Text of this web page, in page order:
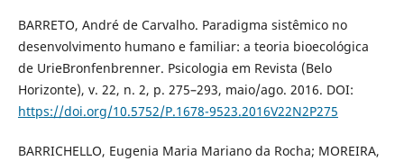
BARRETO, André de Carvalho. Paradigma sistêmico no
desenvolvimento humano e familiar: a teoria bioecológica
de UrieBronfenbrenner. Psicologia em Revista (Belo
Horizonte), v. 22, n. 2, p. 275–293, maio/ago. 2016. DOI:
https://doi.org/10.5752/P.1678-9523.2016V22N2P275
BARRICHELLO, Eugenia Maria Mariano da Rocha; MOREIRA,